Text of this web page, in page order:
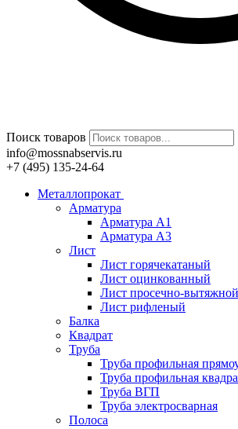
Поиск товаров
info@mossnabservis.ru
+7 (495) 135-24-64
Металлопрокат
Арматура
Арматура А1
Арматура А3
Лист
Лист горячекатаный
Лист оцинкованный
Лист просечно-вытяжной
Лист рифленый
Балка
Квадрат
Труба
Труба профильная
Труба профильная
Труба ВГП
Труба электросварная
Полоса